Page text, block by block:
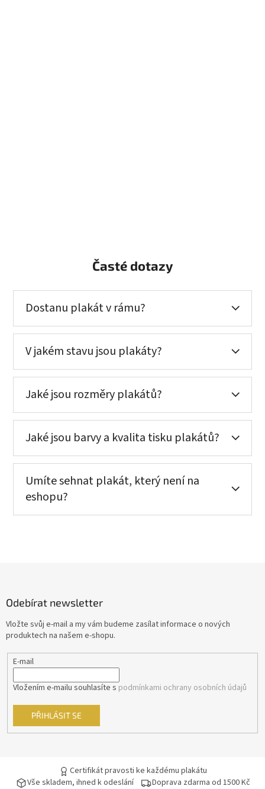
Časté dotazy
Dostanu plakát v rámu?
V jakém stavu jsou plakáty?
Jaké jsou rozměry plakátů?
Jaké jsou barvy a kvalita tisku plakátů?
Umíte sehnat plakát, který není na
eshopu?
Odebírat newsletter
Vložte svůj e-mail a my vám budeme zasílat informace o nových
produktech na našem e-shopu.
E-mail
Vložením e-mailu souhlasíte s podmínkami ochrany osobních údajů
PŘIHLÁSIT SE
Certifikát pravosti ke každému plakátu
Vše skladem, ihned k odeslání
Doprava zdarma od 1500 Kč